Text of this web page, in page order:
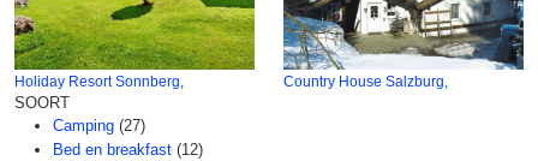
Holiday Resort Sonnberg, Country House Salzburg,
SOORT
Camping (27)
Bed en breakfast (12)